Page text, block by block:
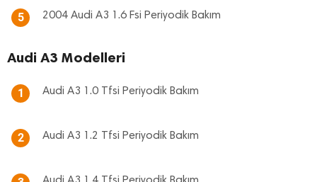
5 2004 Audi A3 1.6 Fsi Periyodik Bakım
Audi A3 Modelleri
1 Audi A3 1.0 Tfsi Periyodik Bakım
2 Audi A3 1.2 Tfsi Periyodik Bakım